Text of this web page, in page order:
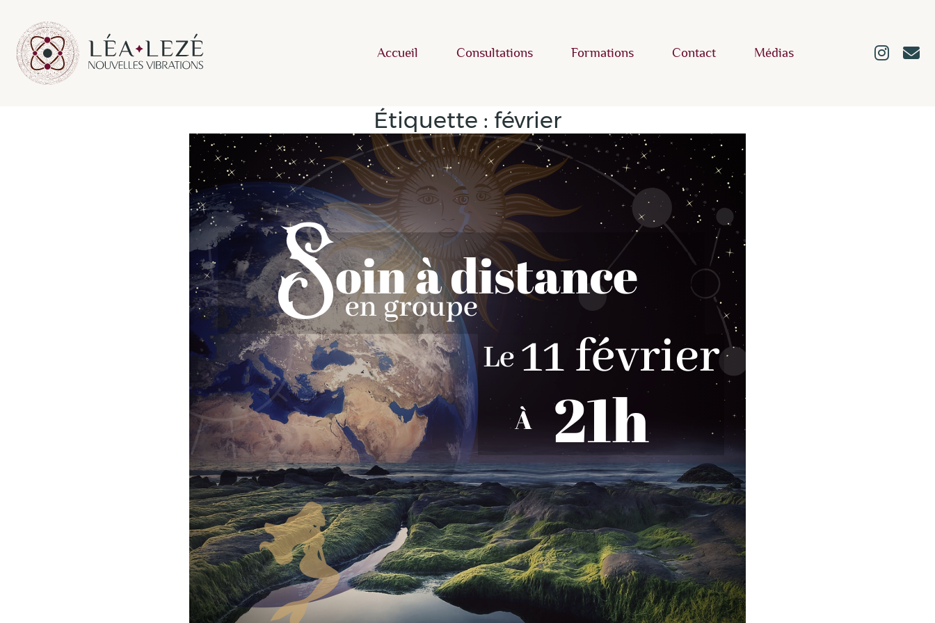
Accueil Consultations Formations Contact Médias
Étiquette : février